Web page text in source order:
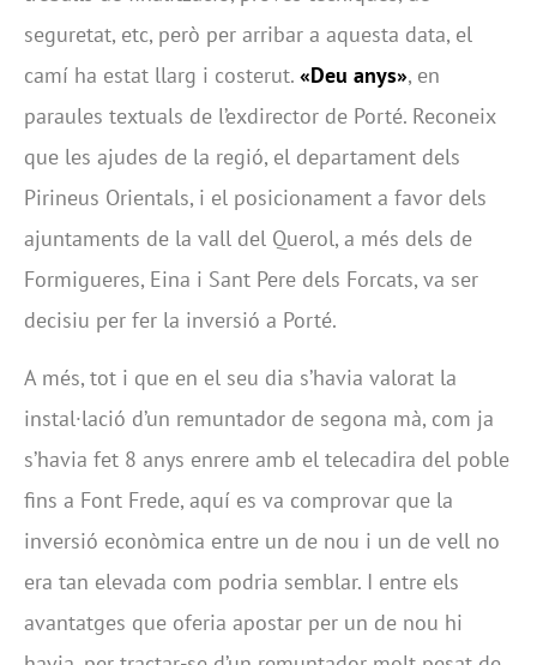
seguretat, etc, però per arribar a aquesta data, el
camí ha estat llarg i costerut. «Deu anys», en
paraules textuals de l’exdirector de Porté. Reconeix
que les ajudes de la regió, el departament dels
Pirineus Orientals, i el posicionament a favor dels
ajuntaments de la vall del Querol, a més dels de
Formigueres, Eina i Sant Pere dels Forcats, va ser
decisiu per fer la inversió a Porté.
A més, tot i que en el seu dia s’havia valorat la
instal·lació d’un remuntador de segona mà, com ja
s’havia fet 8 anys enrere amb el telecadira del poble
fins a Font Frede, aquí es va comprovar que la
inversió econòmica entre un de nou i un de vell no
era tan elevada com podria semblar. I entre els
avantatges que oferia apostar per un de nou hi